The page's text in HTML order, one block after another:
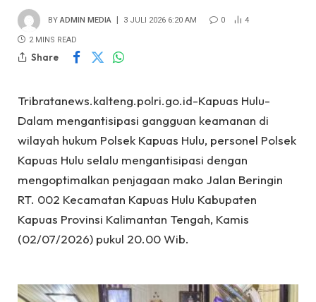
BY ADMIN MEDIA 3 JULI 2026 6:20 AM 0 4
2 MINS READ
Share
Tribratanews.kalteng.polri.go.id-Kapuas Hulu-
Dalam mengantisipasi gangguan keamanan di
wilayah hukum Polsek Kapuas Hulu, personel Polsek
Kapuas Hulu selalu mengantisipasi dengan
mengoptimalkan penjagaan mako Jalan Beringin
RT. 002 Kecamatan Kapuas Hulu Kabupaten
Kapuas Provinsi Kalimantan Tengah, Kamis
(02/07/2026) pukul 20.00 Wib.